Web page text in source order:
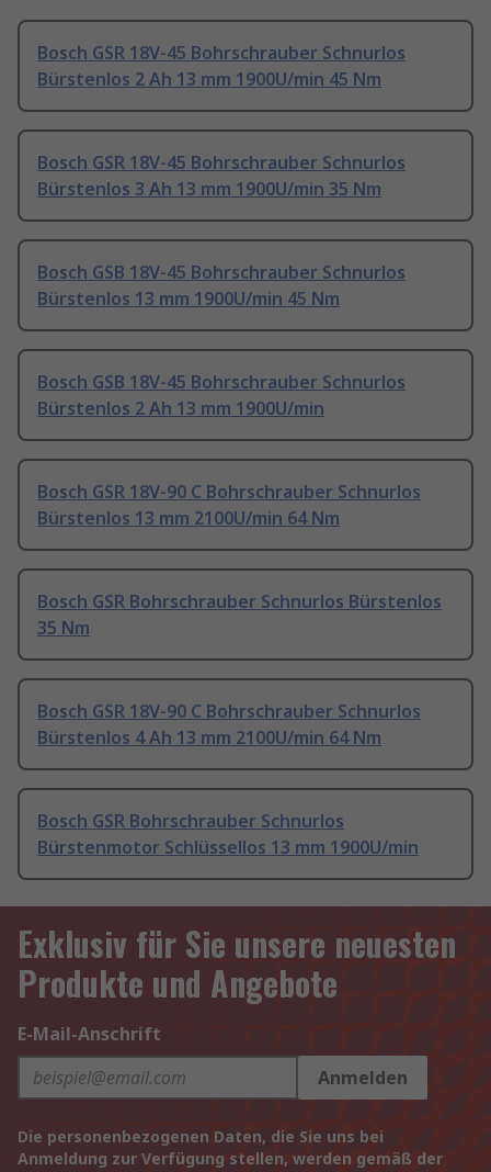
Bosch GSR 18V-45 Bohrschrauber Schnurlos
Bürstenlos 2 Ah 13 mm 1900U/min 45 Nm
Bosch GSR 18V-45 Bohrschrauber Schnurlos
Bürstenlos 3 Ah 13 mm 1900U/min 35 Nm
Bosch GSB 18V-45 Bohrschrauber Schnurlos
Bürstenlos 13 mm 1900U/min 45 Nm
Bosch GSB 18V-45 Bohrschrauber Schnurlos
Bürstenlos 2 Ah 13 mm 1900U/min
Bosch GSR 18V-90 C Bohrschrauber Schnurlos
Bürstenlos 13 mm 2100U/min 64 Nm
Bosch GSR Bohrschrauber Schnurlos Bürstenlos
35 Nm
Bosch GSR 18V-90 C Bohrschrauber Schnurlos
Bürstenlos 4 Ah 13 mm 2100U/min 64 Nm
Bosch GSR Bohrschrauber Schnurlos
Bürstenmotor Schlüssellos 13 mm 1900U/min
Exklusiv für Sie unsere neuesten
Produkte und Angebote
E-Mail-Anschrift
Anmelden
Die personenbezogenen Daten, die Sie uns bei
Anmeldung zur Verfügung stellen, werden gemäß der